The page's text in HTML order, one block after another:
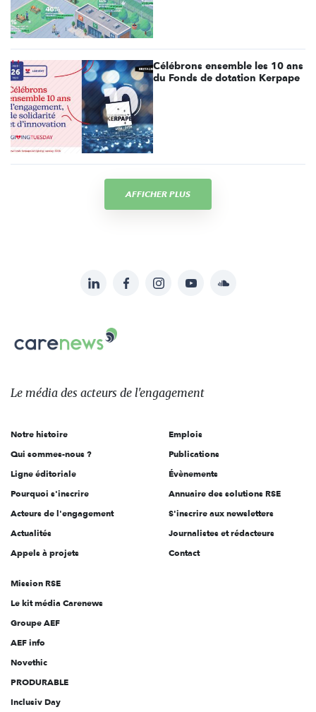
Célébrons ensemble les 10 ans
du Fonds de dotation Kerpape
AFFICHER PLUS
sur:
LinkedInFacebookInstagramYouTubeSoundcloud
Carenews,
Le
des
l'engagement
Le média des acteurs de l'engagement
Notre histoire
Qui sommes-nous ?
Ligne éditoriale
Pourquoi s'inscrire
Acteurs de l'engagement
Actualités
Appels à projets
Emplois
Publications
Évènements
Annuaire des solutions RSE
S'inscrire aux newsletters
Journalistes et rédacteurs
Contact
Mission RSE
Le kit média Carenews
Groupe AEF
AEF info
Novethic
PRODURABLE
Inclusiv Day